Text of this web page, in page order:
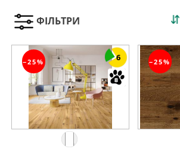
ФІЛЬТРИ
−25% 6 −25%